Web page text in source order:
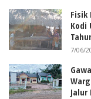
Fisik
Kodi
7/06/
Jalur